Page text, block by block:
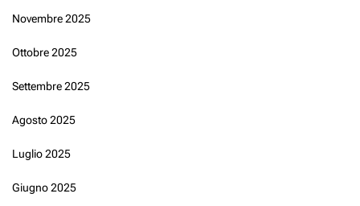
Novembre 2025
Ottobre 2025
Settembre 2025
Agosto 2025
Luglio 2025
Giugno 2025